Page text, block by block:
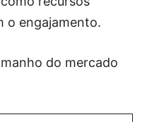
o engajamento.
do mercado